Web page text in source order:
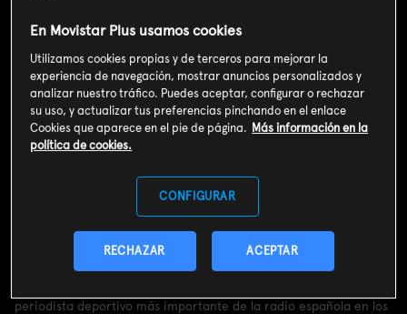
SUSCRIBIRME AHORA
Incluido en elPlan Libre:
Cine y Series 4,99€
mapa: una entrevista con el polémico Jesús Gil y Gil.
periodista deportivo más importante de la radio española en los
En Movistar Plus usamos cookies
Utilizamos cookies propias y de terceros para mejorar la
experiencia de navegación, mostrar anuncios personalizados y
analizar nuestro tráfico. Puedes aceptar, configurar o rechazar
su uso, y actualizar tus preferencias pinchando en el enlace
Cookies que aparece en el pie de página. Más información en la
política de cookies.
CONFIGURAR
RECHAZAR ACEPTAR